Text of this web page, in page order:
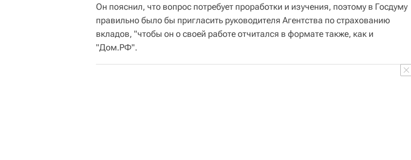
Он пояснил, что вопрос потребует проработки и изучения, поэтому в Госдуму
правильно было бы пригласить руководителя Агентства по страхованию
вкладов, "чтобы он о своей работе отчитался в формате также, как и
"Дом.РФ".